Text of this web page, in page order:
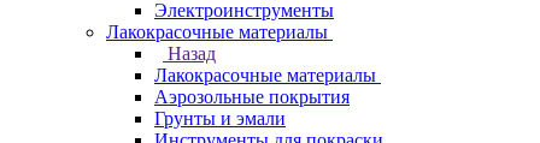
Электроинструменты
Лакокрасочные материалы
Назад
Лакокрасочные материалы
Аэрозольные покрытия
Грунты и эмали